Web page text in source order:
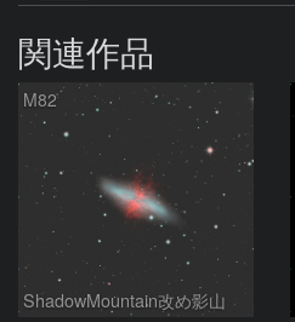
関連作品
M82
ShadowMountain改め影山